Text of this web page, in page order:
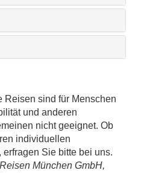
Reisen sind für Menschen
und anderen
nicht geeignet. Ob
individuellen
Sie bitte bei uns.
München GmbH,